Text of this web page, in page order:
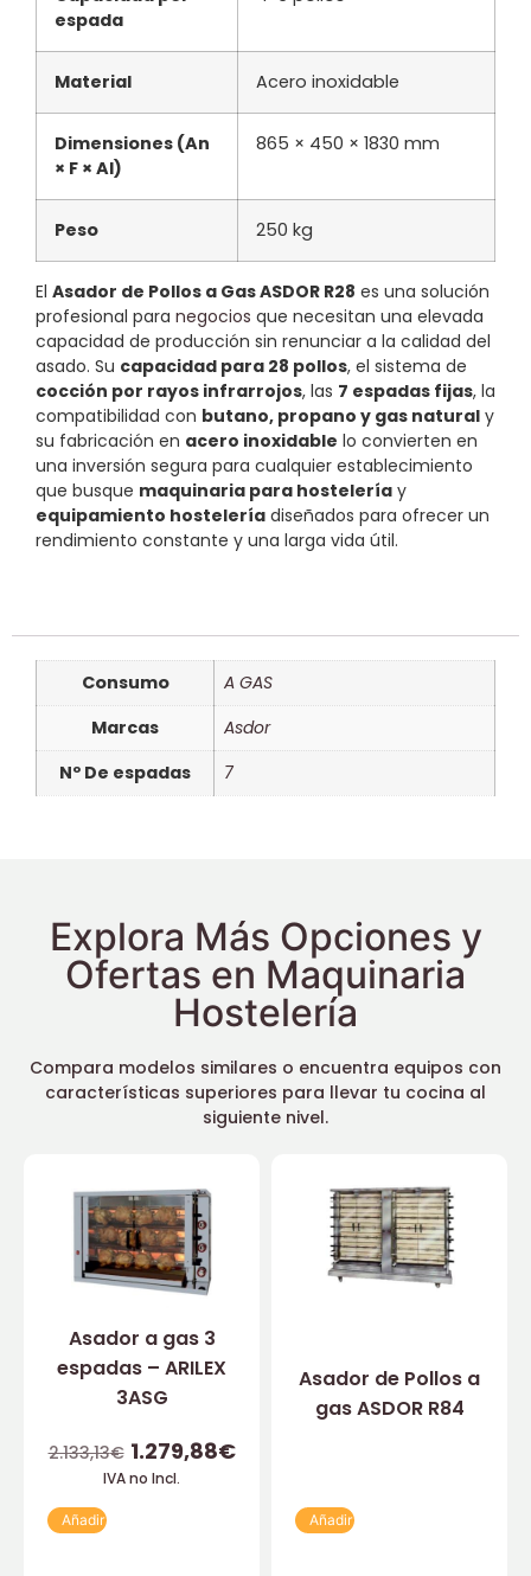
espada
Material Acero inoxidable
Dimensiones (An
× F × Al)
865 × 450 × 1830 mm
Peso 250 kg
El Asador de Pollos a Gas ASDOR R28 es una solución
profesional para negocios que necesitan una elevada
capacidad de producción sin renunciar a la calidad del
asado. Su capacidad para 28 pollos, el sistema de
cocción por rayos infrarrojos, las 7 espadas fijas, la
compatibilidad con butano, propano y gas natural y
su fabricación en acero inoxidable lo convierten en
una inversión segura para cualquier establecimiento
que busque maquinaria para hostelería y
equipamiento hostelería diseñados para ofrecer un
rendimiento constante y una larga vida útil.
Consumo
A GAS
Marcas
Asdor
Nº De espadas
7
Explora Más Opciones y
Ofertas en Maquinaria
Hostelería
Compara modelos similares o encuentra equipos con
características superiores para llevar tu cocina al
siguiente nivel.
Asador a gas 3
espadas – ARILEX
3ASG
2.133,13€ 1.279,88€
IVA no Incl.
Añadir
Asador de Pollos a
gas ASDOR R84
Añadir